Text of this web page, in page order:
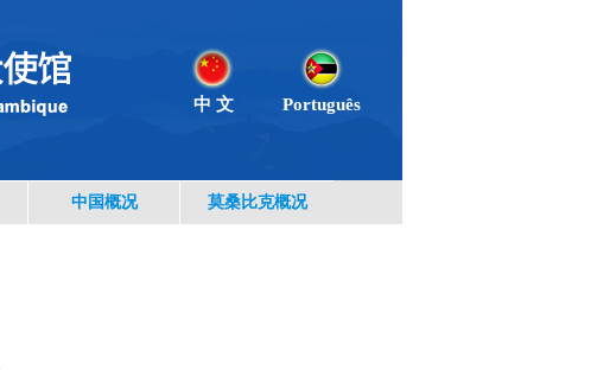
中 文 Português
中国概况 莫桑比克概况